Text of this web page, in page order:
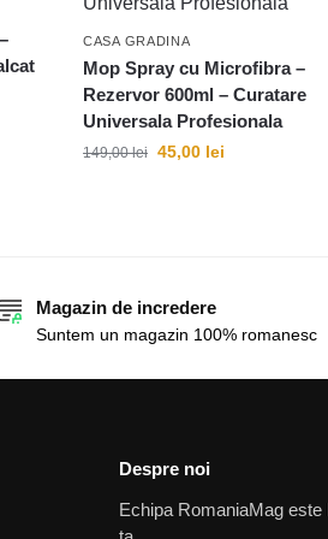
CASA GRADINA
Mop Spray cu Microfibra –
Rezervor 600ml – Curatare
Universala Profesionala
149,00lei 45,00 lei
Magazin de incredere
Suntem un magazin 100% romanesc
Despre noi
Echipa RomaniaMag este